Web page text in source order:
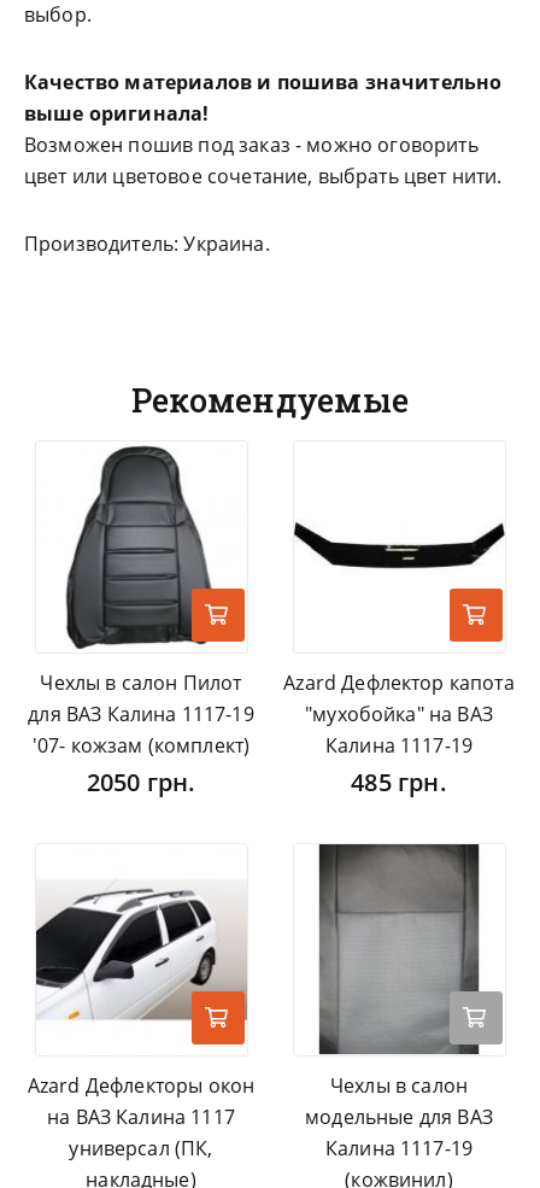
выбор.
Качество материалов и пошива значительно
выше оригинала!
Возможен пошив под заказ - можно оговорить
цвет или цветовое сочетание, выбрать цвет нити.
Производитель: Украина.
Рекомендуемые
Чехлы в салон Пилот
для ВАЗ Калина 1117-19
'07- кожзам (комплект)
2050 грн.
Azard Дефлектор капота
"мухобойка" на ВАЗ
Калина 1117-19
485 грн.
Azard Дефлекторы окон
на ВАЗ Калина 1117
универсал (ПК,
накладные)
Чехлы в салон
модельные для ВАЗ
Калина 1117-19
(кожвинил)